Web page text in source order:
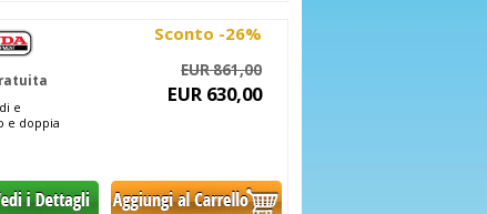
e
e doppia
Sconto -26%
EUR 861,00
EUR 630,00